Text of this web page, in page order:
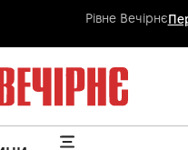
Рівне Вечірнє